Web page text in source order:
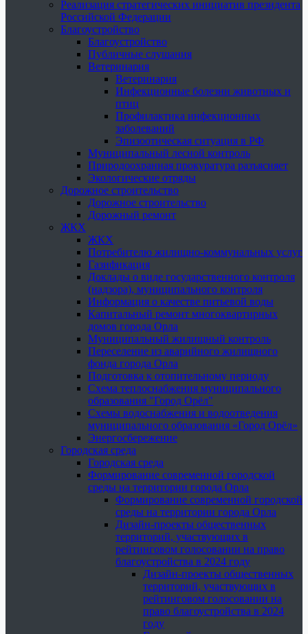
Реализация стратегических инициатив президента
Российской Федерации
Благоустройство
Благоустройство
Публичные слушания
Ветеринария
Ветеринария
Инфекционные болезни животных и
птиц
Профилактика инфекционных
заболеваний
Эпизоотическая ситуация в РФ
Муниципальный лесной контроль
Природоохранная прокуратура разъясняет
Экологические отряды
Дорожное строительство
Дорожное строительство
Дорожный ремонт
ЖКХ
ЖКХ
Потребителю жилищно-коммунальных услуг
Газификация
Доклады о виде государственного контроля
(надзора), муниципального контроля
Информация о качестве питьевой воды
Капитальный ремонт многоквартирных
домов города Орла
Муниципальный жилищный контроль
Переселение из аварийного жилищного
фонда города Орла
Подготовка к отопительному периоду
Схема теплоснабжения муниципального
образования "Город Орёл"
Схемы водоснабжения и водоотведения
муниципального образования «Город Орёл»
Энергосбережение
Городская среда
Городская среда
Формирование современной городской
среды на территории города Орла
Формирование современной городской
среды на территории города Орла
Дизайн-проекты общественных
территорий, участвующих в
рейтинговом голосовании на право
благоустройства в 2024 году
Дизайн-проекты общественных
территорий, участвующих в
рейтинговом голосовании на
право благоустройства в 2024
году